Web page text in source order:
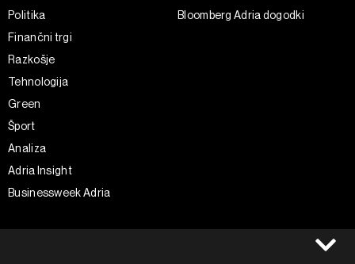
Politika
Finančni trgi
Razkošje
Tehnologija
Green
Šport
Analiza
Adria Insight
Businessweek Adria
Bloomberg Adria dogodki